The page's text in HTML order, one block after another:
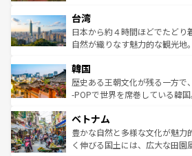
ならではの贅沢な旅のスタイルだ。 なお、新着のア
情報はコンテンツ一覧を参照し
れるおもてなしの心で訪れる人
人々、おいしいローカルフード
ク、伝統的なフラダンスなど、
ワイを、存分に味わってほしい。 なお、新着のハワイ情報
はコンテンツ一覧を参照してほ
リアリーフや大陸中央部にそび
ク）、タスマニアの美しい原生
ど、見どころがたくさん。また
いる。アクティビティも充実し
ビング、ハイキングなど、アウ
い。オーストラリアの多彩な魅
参照してほしい。
台湾
日本から約４時間ほどでたどり
自然が織りなす魅力的な観光地
ン）、静ひつな山岳地帯である
と山間の静けさが共存しており
驚きをもたらしてくれる。また
容にもいいと評判のスイーツな
が味わえる。 なお、新着の
照してほしい。
韓国
歴史ある王朝文化が残る一方で
-POPで世界を席巻している韓
き、地方に足を延ばせば四季折
できる。そして、キムチや焼肉
まで、さまざまな韓国料理が待
ベトナム
豊かな自然と多様な文化が魅力
く伸びる国土には、広大な田園